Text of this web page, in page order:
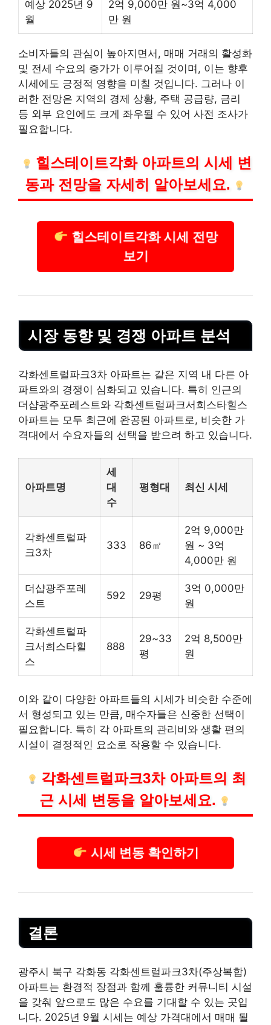
예상 2025년 9
월
2억 9,000만 원~3억 4,000
만 원
소비자들의 관심이 높아지면서, 매매 거래의 활성화
및 전세 수요의 증가가 이루어질 것이며, 이는 향후
시세에도 긍정적 영향을 미칠 것입니다. 그러나 이
러한 전망은 지역의 경제 상황, 주택 공급량, 금리
등 외부 요인에도 크게 좌우될 수 있어 사전 조사가
필요합니다.
힐스테이트각화 아파트의 시세 변
동과 전망을 자세히 알아보세요.
힐스테이트각화 시세 전망
보기
시장 동향 및 경쟁 아파트 분석
각화센트럴파크3차 아파트는 같은 지역 내 다른 아
파트와의 경쟁이 심화되고 있습니다. 특히 인근의
더샵광주포레스트와 각화센트럴파크서희스타힐스
아파트는 모두 최근에 완공된 아파트로, 비슷한 가
격대에서 수요자들의 선택을 받으려 하고 있습니다.
아파트명
세
대
수
평형대 최신 시세
각화센트럴파
크3차
333 86㎡
2억 9,000만
원 ~ 3억
4,000만 원
더샵광주포레
스트
592 29평
3억 0,000만
원
각화센트럴파
크서희스타힐
스
888
29~33
평
2억 8,500만
원
이와 같이 다양한 아파트들의 시세가 비슷한 수준에
서 형성되고 있는 만큼, 매수자들은 신중한 선택이
필요합니다. 특히 각 아파트의 관리비와 생활 편의
시설이 결정적인 요소로 작용할 수 있습니다.
각화센트럴파크3차 아파트의 최
근 시세 변동을 알아보세요.
시세 변동 확인하기
결론
광주시 북구 각화동 각화센트럴파크3차(주상복합)
아파트는 환경적 장점과 함께 훌륭한 커뮤니티 시설
을 갖춰 앞으로도 많은 수요를 기대할 수 있는 곳입
니다. 2025년 9월 시세는 예상 가격대에서 매매 될